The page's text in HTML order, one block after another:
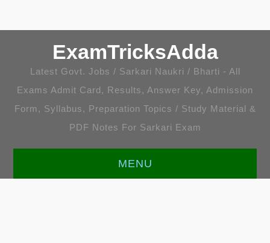
ExamTricksAdda
Latest Govt. Jobs / Sarkari Naukri / Bharti - All
Exams Admit Card, Results, Answer Key, Admission
Form, Syllabus, Preparation Topics / Study Material &
PDF Notes For Sarkari Exam
MENU